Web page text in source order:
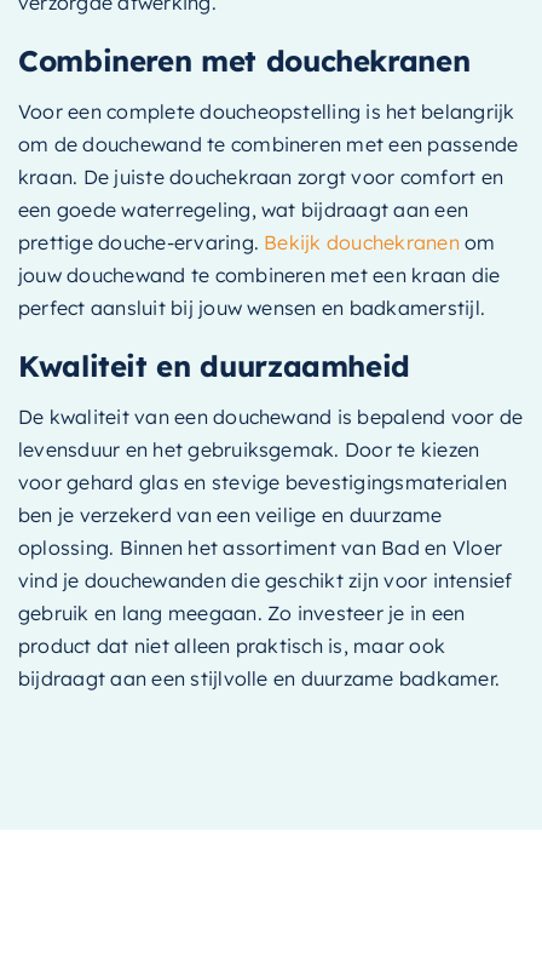
Combineren met douchekranen
Voor een complete doucheopstelling is het belangrijk
om de douchewand te combineren met een passende
kraan. De juiste douchekraan zorgt voor comfort en
een goede waterregeling, wat bijdraagt aan een
prettige douche-ervaring. Bekijk douchekranen om
jouw douchewand te combineren met een kraan die
perfect aansluit bij jouw wensen en badkamerstijl.
Kwaliteit en duurzaamheid
De kwaliteit van een douchewand is bepalend voor de
levensduur en het gebruiksgemak. Door te kiezen
voor gehard glas en stevige bevestigingsmaterialen
ben je verzekerd van een veilige en duurzame
oplossing. Binnen het assortiment van Bad en Vloer
vind je douchewanden die geschikt zijn voor intensief
gebruik en lang meegaan. Zo investeer je in een
product dat niet alleen praktisch is, maar ook
bijdraagt aan een stijlvolle en duurzame badkamer.